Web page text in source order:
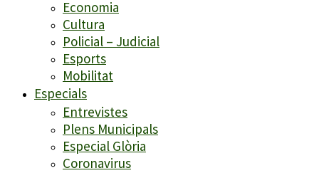
Economia
Cultura
Policial – Judicial
Esports
Mobilitat
Especials
Entrevistes
Plens Municipals
Especial Glòria
Coronavirus